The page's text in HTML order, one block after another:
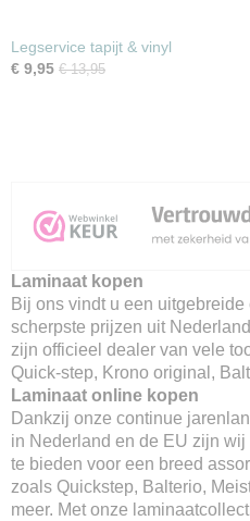
Legservice tapijt & vinyl
€ 9,95 € 13,95
Laminaat kopen
Bij ons vindt u een
scherpste prijzen uit
zijn officieel dealer van vele
Quick-step, Krono original,
Laminaat online kopen
Dankzij onze continue
in Nederland en de EU zijn
te bieden voor een breed
zoals Quickstep, Balterio,
meer. Met onze